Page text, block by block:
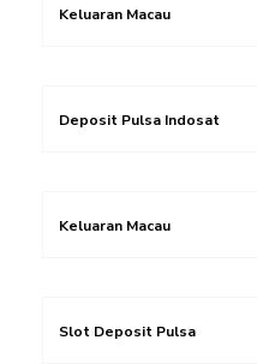
Keluaran Macau
Deposit Pulsa Indosat
Keluaran Macau
Slot Deposit Pulsa